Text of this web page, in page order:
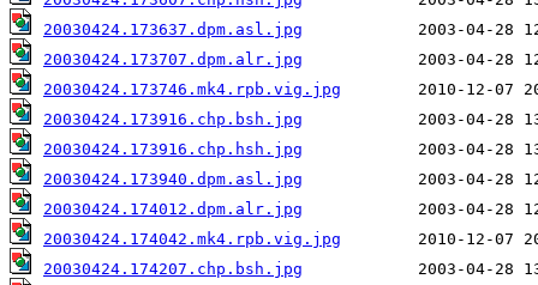
20030424.173637.dpm.asl.jpg
20030424.173707.dpm.alr.jpg
20030424.173746.mk4.rpb.vig.jpg
20030424.173916.chp.bsh.jpg
20030424.173916.chp.hsh.jpg
20030424.173940.dpm.asl.jpg
20030424.174012.dpm.alr.jpg
20030424.174042.mk4.rpb.vig.jpg
20030424.174207.chp.bsh.jpg